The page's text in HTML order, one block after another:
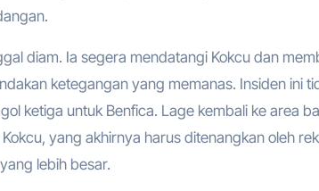
diam. Ia segera mendatangi Kokcu dan
ketegangan yang memanas. Insiden ini
ketiga untuk Benfica. Lage kembali ke area
yang akhirnya harus ditenangkan oleh
lebih besar.